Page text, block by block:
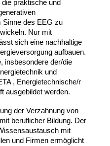
praktische und
Sinne des EEG zu
Nur mit
sich eine nachhaltige
aufbauen.
insbesondere der/die
und
, Energietechnische/r
ausgebildet werden.
der Verzahnung von
beruflicher Bildung. Der
mit
und Firmen ermöglicht